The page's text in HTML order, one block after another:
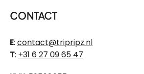
CONTACT
E: contact@tripripz.nl
T: +31 6 27 09 65 47